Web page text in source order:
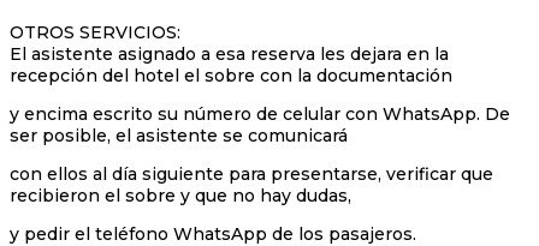
OTROS SERVICIOS:
El asistente asignado a esa reserva les dejara en la
recepción del hotel el sobre con la documentación
y encima escrito su número de celular con WhatsApp. De
ser posible, el asistente se comunicará
con ellos al día siguiente para presentarse, verificar que
recibieron el sobre y que no hay dudas,
y pedir el teléfono WhatsApp de los pasajeros.